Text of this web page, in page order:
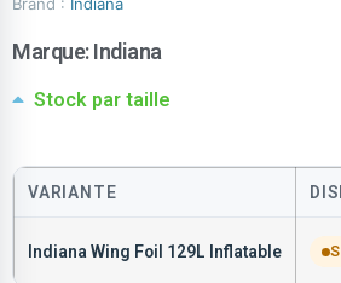
Marque:Indiana
Stock par taille
VARIANTE
Indiana Wing Foil 129L Inflatable